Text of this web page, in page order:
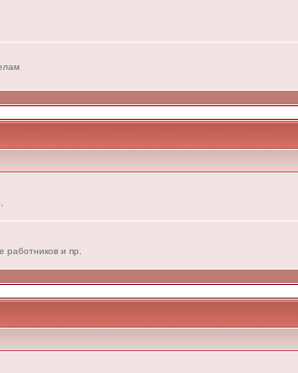
работников и пр.